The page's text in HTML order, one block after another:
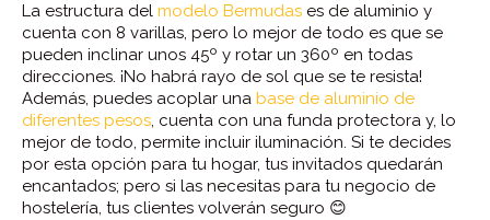
La estructura del modelo Bermudas es de aluminio y
cuenta con 8 varillas, pero lo mejor de todo es que se
pueden inclinar unos 45º y rotar un 360º en todas
direcciones. ¡No habrá rayo de sol que se te resista!
Además, puedes acoplar una base de aluminio de
diferentes pesos, cuenta con una funda protectora y, lo
mejor de todo, permite incluir iluminación. Si te decides
por esta opción para tu hogar, tus invitados quedarán
encantados; pero si las necesitas para tu negocio de
hostelería, tus clientes volverán seguro 😊